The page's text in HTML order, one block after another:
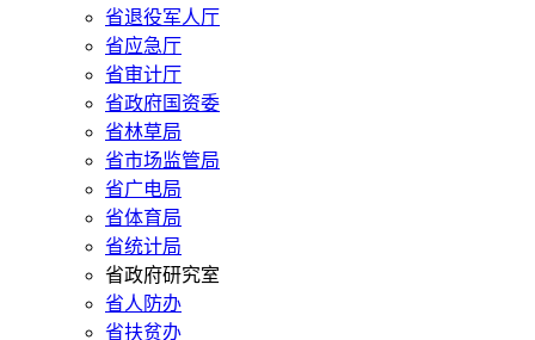
省退役军人厅
省应急厅
省审计厅
省政府国资委
省林草局
省市场监管局
省广电局
省体育局
省统计局
省政府研究室
省人防办
省扶贫办